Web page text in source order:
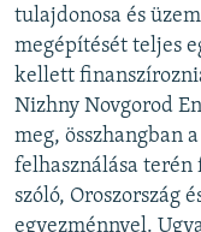
tulajdonosa és
megépítését teljes
kellett
Nizhny Novgorod
meg, összhangban
felhasználása
szóló, Oroszország
egyezménnyel.